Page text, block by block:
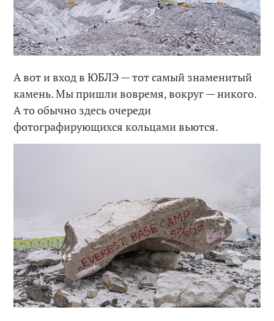
А вот и вход в ЮБЛЭ — тот самый знаменитый
камень. Мы пришли вовремя, вокруг — никого.
А то обычно здесь очереди
фотографирующихся кольцами вьются.